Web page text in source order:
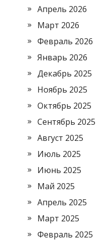
Апрель 2026
Март 2026
Февраль 2026
Январь 2026
Декабрь 2025
Ноябрь 2025
Октябрь 2025
Сентябрь 2025
Август 2025
Июль 2025
Июнь 2025
Май 2025
Апрель 2025
Март 2025
Февраль 2025